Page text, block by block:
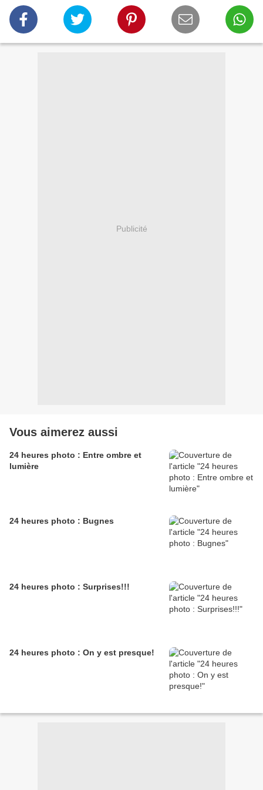
Publicité
Vous aimerez aussi
24 heures photo : Entre ombre et
lumière
24 heures photo : Bugnes
24 heures photo : Surprises!!!
24 heures photo : On y est presque!